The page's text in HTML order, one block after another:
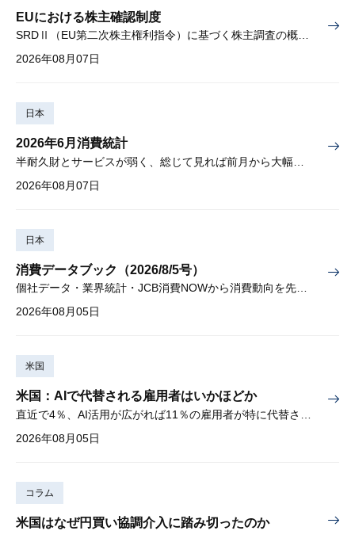
EUにおける株主確認制度
SRDⅡ（EU第二次株主権利指令）に基づく株主調査の概要と課題
2026年08月07日
日本
2026年6月消費統計
2026年08月07日
日本
消費データブック（2026/8/5号）
個社データ・業界統計・JCB消費NOWから消費動向を先取り
2026年08月05日
米国
米国：AIで代替される雇用者はいかほどか
2026年08月05日
コラム
米国はなぜ円買い協調介入に踏み切ったのか